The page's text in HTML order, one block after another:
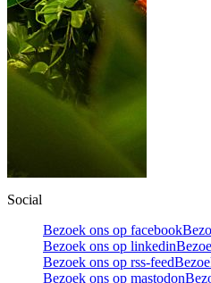
Social
Bezoek ons op facebook
Bezoek ons op linkedin
Bezoek ons op rss-feed
Bezoek ons op mastodon